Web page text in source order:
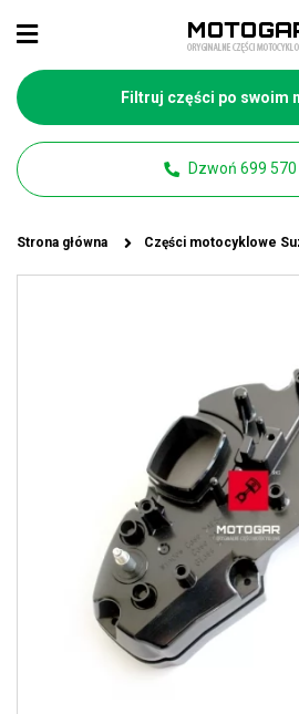
Filtruj części po swoim
Dzwoń 699
Strona główna Części motocyklowe